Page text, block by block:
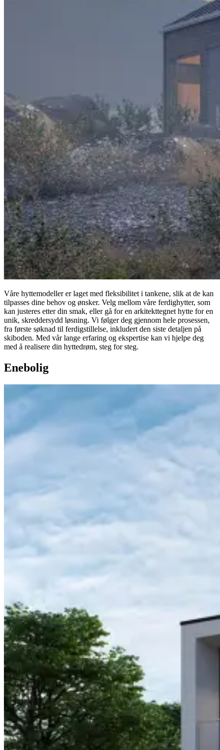
Våre hyttemodeller er laget med fleksibilitet i tankene, slik at de kan
tilpasses dine behov og ønsker. Velg mellom våre ferdighytter, som
kan justeres etter din smak, eller gå for en arkitekttegnet hytte for en
unik, skreddersydd løsning. Vi følger deg gjennom hele prosessen,
fra første søknad til ferdigstillelse, inkludert den siste detaljen på
skiboden. Med vår lange erfaring og ekspertise kan vi hjelpe deg
med å realisere din hyttedrøm, steg for steg.
Enebolig